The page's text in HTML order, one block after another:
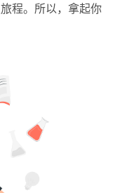
程。所以，拿起你